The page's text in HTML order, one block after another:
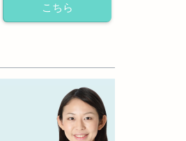
こちら